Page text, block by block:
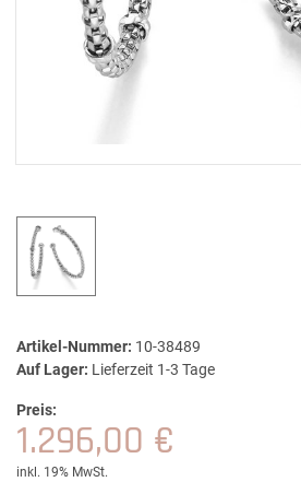
Artikel-Nummer: 10-38489
Auf Lager: Lieferzeit 1-3 Tage
Preis:
1.296,00 €
inkl. 19% MwSt.